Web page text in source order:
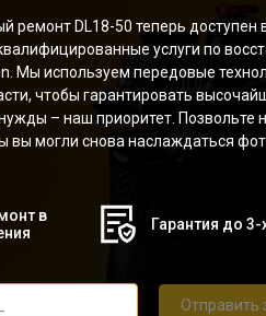
ремонт DL18-50 теперь доступен
услуги по
Мы используем передовые
чтобы гарантировать
– наш приоритет. Позвольте
вы могли снова наслаждаться
в
Гарантия до 3-
Отправить